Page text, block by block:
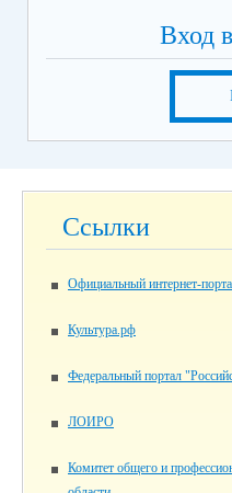
Вход
Ссылки
Официальный интернет-
Культура.рф
Федеральный портал
ЛОИРО
Комитет общего и